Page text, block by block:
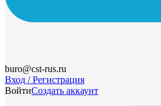
buro@cst-rus.ru
Вход / Регистрация
ВойтиСоздать аккаунт